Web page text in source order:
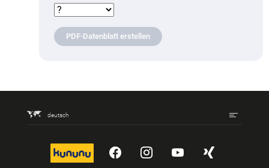
PDF-Datenblatt erstellen
deutsch
kununu YouTubeInstagram
YouTubeXing